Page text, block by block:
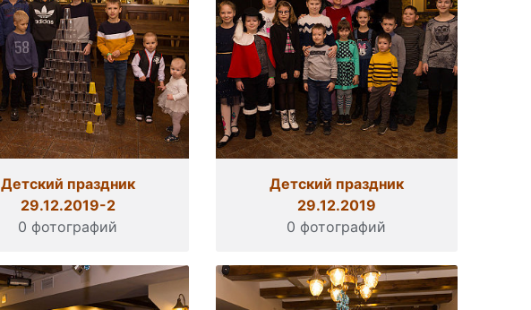
Детский праздник
29.12.2019-2
0 фотографий
Детский праздник
29.12.2019
0 фотографий